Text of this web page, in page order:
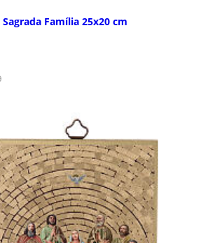
Família 25x20 cm